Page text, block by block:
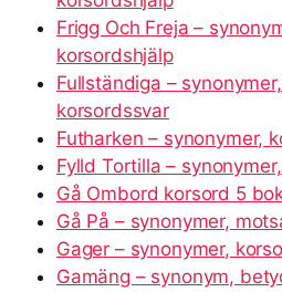
Frigg Och Freja –
korsordshjälp
Fullständiga –
korsordssvar
Futharken – synonymer,
Fylld Tortilla –
Gå Ombord korsord 5
Gå På – synonymer,
Gager – synonymer,
Gamäng – synonym,